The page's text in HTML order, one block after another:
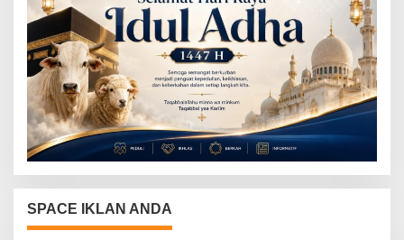
SPACE IKLAN ANDA